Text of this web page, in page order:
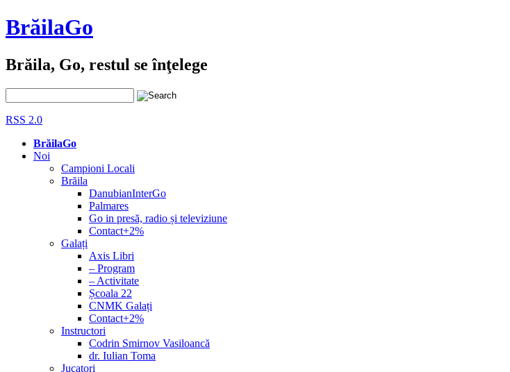
BrăilaGo
Brăila, Go, restul se înţelege
RSS 2.0
BrăilaGo
Noi
Campioni Locali
Brăila
DanubianInterGo
Palmares
Go in presă, radio și televiziune
Contact+2%
Galați
Axis Libri
– Program
– Activitate
Școala 22
CNMK Galați
Contact+2%
Instructori
Codrin Smirnov Vasiloancă
dr. Iulian Toma
Jucatori